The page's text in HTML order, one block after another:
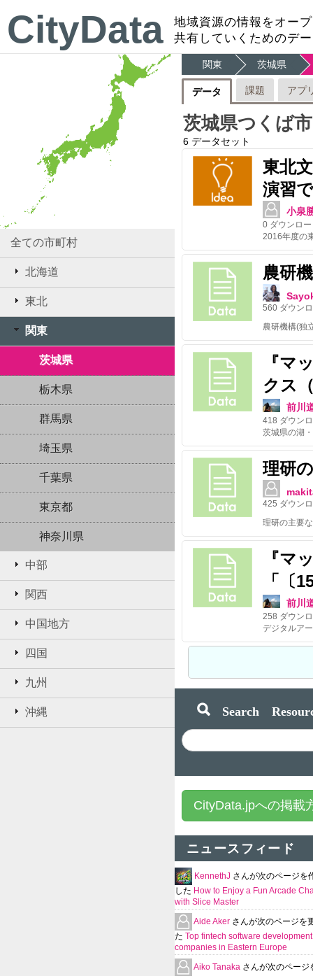
CityData
地域資源の情報をオー
共有していくためのデ
全ての市町村
北海道
東北
関東
茨城県
栃木県
群馬県
埼玉県
千葉県
東京都
神奈川県
中部
関西
中国地方
四国
九州
沖縄
関東 茨城県
データ 課題 アプ
茨城県つくば市
6 データセット
東北
演習
小泉
0 ダウンロ
農研
560 ダウン
『マ
クス
前川
418 ダウン
理研
425 ダウン
理研の主要
『マ
「〔
前川
258 ダウン
Search
CityData.jpへの掲載
ニュースフィード
KennethJ さんが次のページを
した How to Enjoy a Fun Arcade
with Slice Master
Aide Aker さんが次のページを
た Top fintech software development
companies in Eastern Europe
Aiko Tanaka さんが次のページ